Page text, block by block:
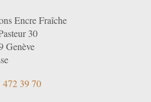
Encre Fraîche
30
472 39 70